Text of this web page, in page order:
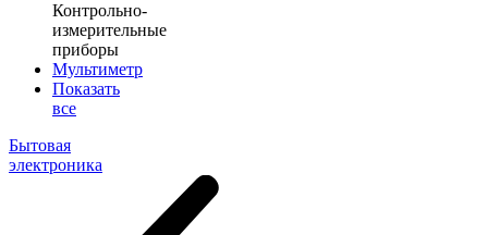
Контрольно-
измерительные
приборы
Мультиметр
Показать
все
Бытовая
электроника